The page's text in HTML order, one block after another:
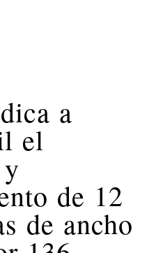
a
el
de 12
de ancho